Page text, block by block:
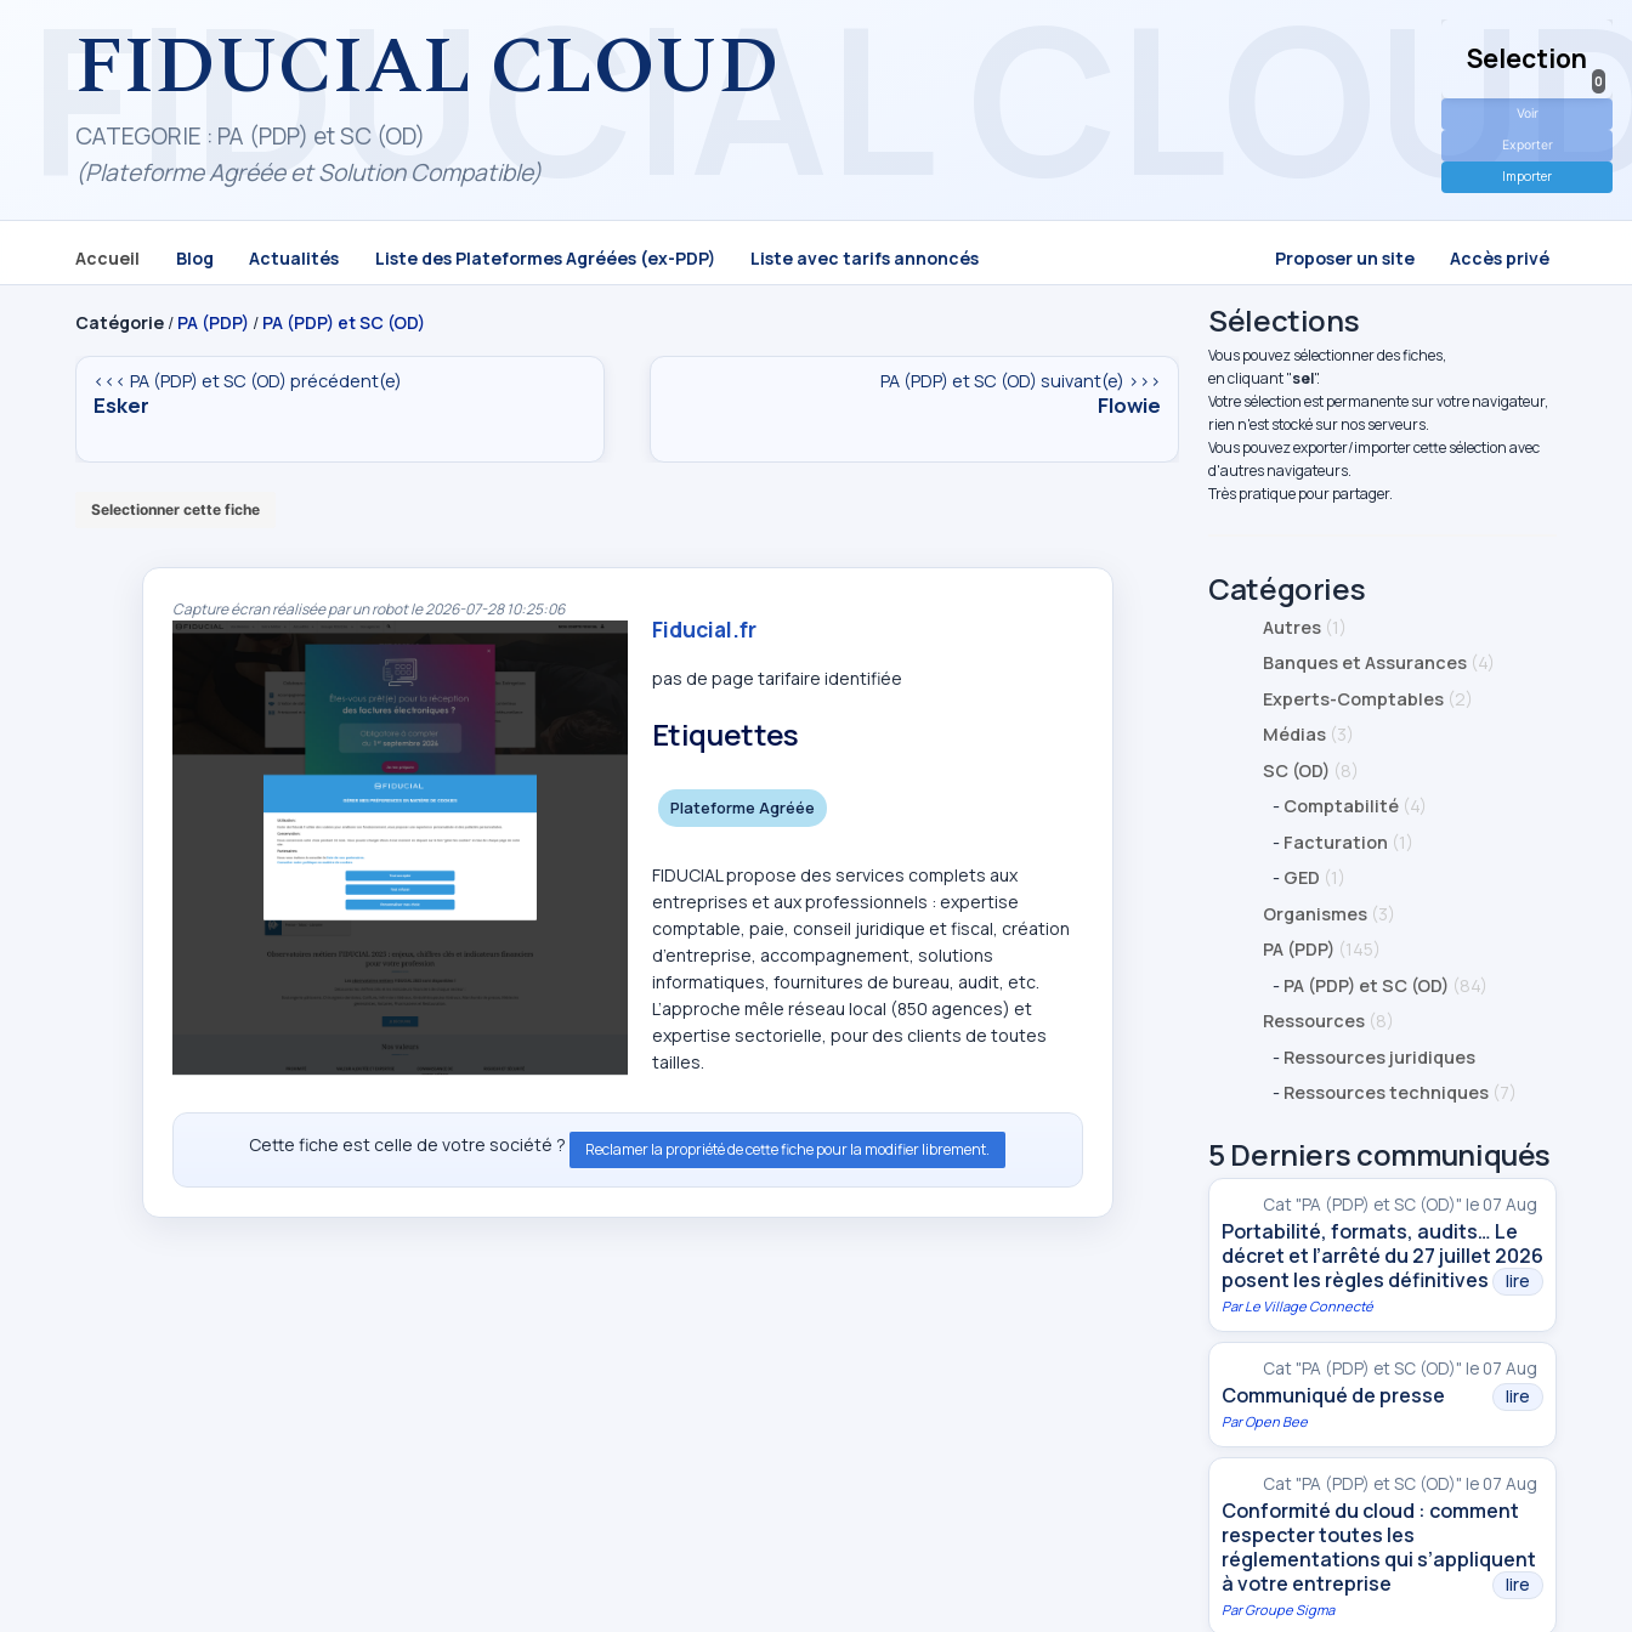
FIDUCIAL CLOUD
CATEGORIE : PA (PDP) et SC (OD)
(Plateforme Agréée et Solution Compatible)
Accueil Blog Actualités Liste des Plateformes Agréées (ex-PDP) Liste avec tarifs annoncés Proposer un site Accès privé
Selection
0
Voir
Exporter
Importer
Catégorie / PA (PDP) / PA (PDP) et SC (OD)
<<< PA (PDP) et SC (OD) précédent(e)
Esker
PA (PDP) et SC (OD) suivant(e) >>>
Flowie
Selectionner cette fiche
Capture écran réalisée par un robot le 2026-07-28 10:25:06
Fiducial.fr
pas de page tarifaire identifiée
Etiquettes
Plateforme Agréée
FIDUCIAL propose des services complets aux
entreprises et aux professionnels : expertise
comptable, paie, conseil juridique et fiscal, création
d’entreprise, accompagnement, solutions
informatiques, fournitures de bureau, audit, etc.
L’approche mêle réseau local (850 agences) et
expertise sectorielle, pour des clients de toutes
tailles.
Cette fiche est celle de votre société ? Reclamer la propriété de cette fiche pour la modifier librement.
Sélections
Vous pouvez sélectionner des fiches,
en cliquant "sel".
Votre sélection est permanente sur votre navigateur,
rien n'est stocké sur nos serveurs.
Vous pouvez exporter/importer cette sélection avec
d'autres navigateurs.
Très pratique pour partager.
Catégories
Autres (1)
Banques et Assurances (4)
Experts-Comptables (2)
Médias (3)
SC (OD) (8)
- Comptabilité (4)
- Facturation (1)
- GED (1)
Organismes (3)
PA (PDP) (145)
- PA (PDP) et SC (OD) (84)
Ressources (8)
- Ressources juridiques
- Ressources techniques (7)
5 Derniers communiqués
Cat "PA (PDP) et SC (OD)" le 07 Aug
Portabilité, formats, audits… Le
décret et l’arrêté du 27 juillet 2026
posent les règles définitives
lire
ParLe Village Connecté
Cat "PA (PDP) et SC (OD)" le 07 Aug
Communiqué de presse lire
ParOpen Bee
Cat "PA (PDP) et SC (OD)" le 07 Aug
Conformité du cloud : comment
respecter toutes les
réglementations qui s’appliquent
à votre entreprise
lire
ParGroupe Sigma